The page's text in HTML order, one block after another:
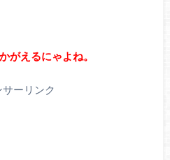
がえるにゃよね。
サーリンク